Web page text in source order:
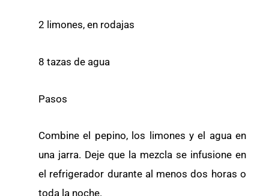
2 limones, en rodajas
8 tazas de agua
Pasos
Combine el pepino, los limones y el agua en
una jarra. Deje que la mezcla se infusione en
el refrigerador durante al menos dos horas o
toda la noche.